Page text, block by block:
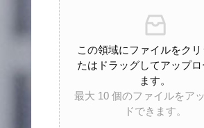
この領域にファイルをクリ
たはドラッグしてアップロ
ます。
最大 10 個のファイルをア
ドできます。